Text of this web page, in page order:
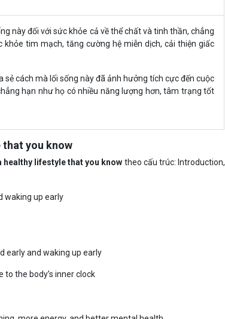
này đối với sức khỏe cả về thể chất và tinh thần, chẳng
khỏe tim mạch, tăng cường hệ miễn dịch, cải thiện giấc
sẻ cách mà lối sống này đã ảnh hưởng tích cực đến cuộc
hạn như họ có nhiều năng lượng hơn, tâm trạng tốt
that you know
healthy lifestyle that you know theo cấu trúc: Introduction,
waking up early
early and waking up early
the body’s inner clock